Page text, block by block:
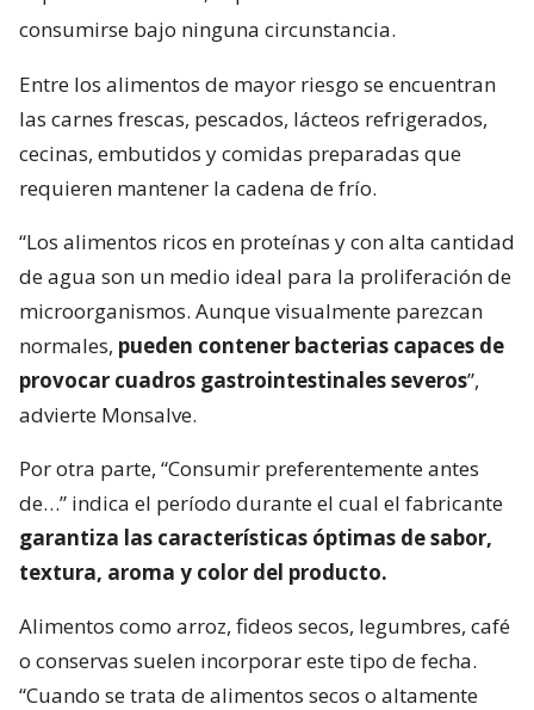
consumirse bajo ninguna circunstancia.
Entre los alimentos de mayor riesgo se encuentran
las carnes frescas, pescados, lácteos refrigerados,
cecinas, embutidos y comidas preparadas que
requieren mantener la cadena de frío.
“Los alimentos ricos en proteínas y con alta cantidad
de agua son un medio ideal para la proliferación de
microorganismos. Aunque visualmente parezcan
normales, pueden contener bacterias capaces de
provocar cuadros gastrointestinales severos”,
advierte Monsalve.
Por otra parte, “Consumir preferentemente antes
de…” indica el período durante el cual el fabricante
garantiza las características óptimas de sabor,
textura, aroma y color del producto.
Alimentos como arroz, fideos secos, legumbres, café
o conservas suelen incorporar este tipo de fecha.
“Cuando se trata de alimentos secos o altamente